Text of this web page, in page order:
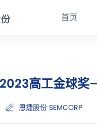
首页
高工金球奖
恩捷股份 SEMCORP